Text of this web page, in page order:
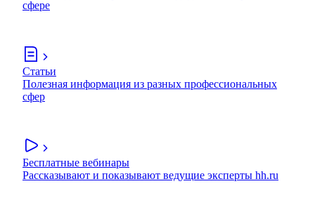
сфере
Статьи
Полезная информация из разных профессиональных
сфер
Бесплатные вебинары
Рассказывают и показывают ведущие эксперты hh.ru